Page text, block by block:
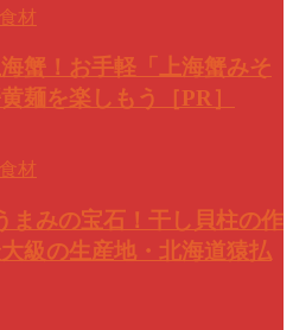
材
蟹！お手軽「上海蟹みそ
麺を楽しもう［PR］
材
まみの宝石！干し貝柱の作
級の生産地・北海道猿払